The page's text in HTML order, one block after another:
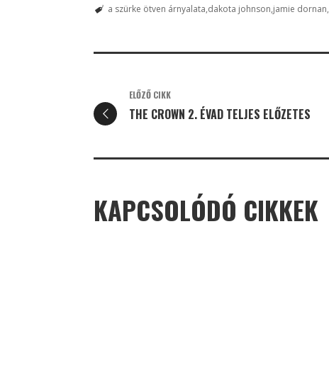
a szürke ötven árnyalata dakota johnson jamie dornan
ELŐZŐ CIKK
THE CROWN 2. ÉVAD TELJES ELŐZETES
KAPCSOLÓDÓ CIKKEK